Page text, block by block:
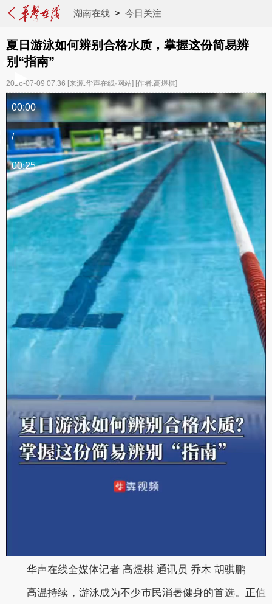
湖南在线> 今日关注
夏日游泳如何辨别合格水质，掌握这份简易辨
别“指南”
2026-07-09 07:36 [来源:华声在线·网站] [作者:高煜棋]
00:00
/
00:25
华声在线全媒体记者 高煜棋 通讯员 乔木 胡骐鹏
高温持续，游泳成为不少市民消暑健身的首选。正值